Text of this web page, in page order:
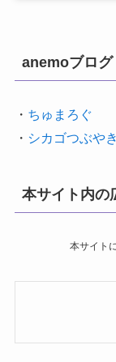
anemoブログ
・ ちゅまろぐ
・ シカゴつぶや
本サイト内の
本サイト